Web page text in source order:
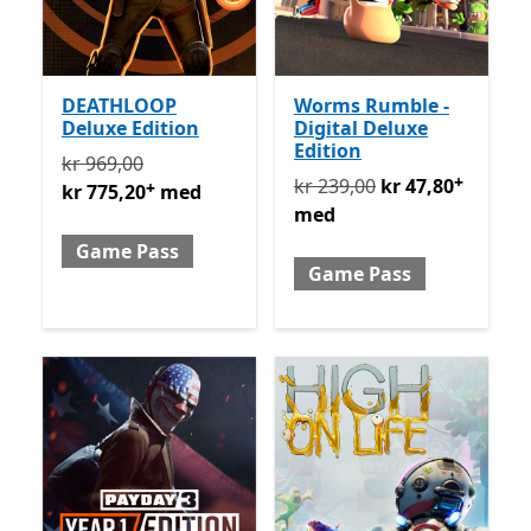
DEATHLOOP
Deluxe Edition
Opprinnelig kr 969,00 nå kr 775,20 med Game Pass
kr 969,00
kr 775,20+ med
Game Pass
Worms Rumble -
Digital Deluxe
Edition
Opprinnelig kr 239,00 nå
kr 239,00 kr 47,80+
med
Game Pass